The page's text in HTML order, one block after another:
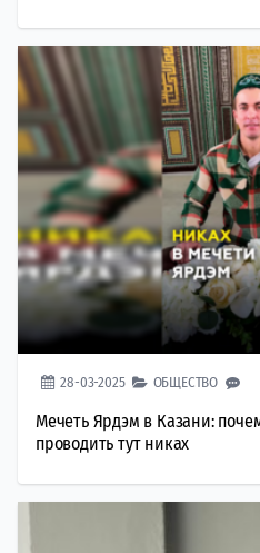
28-03-2025 ОБЩЕСТВО
Мечеть Ярдэм в Казани:
проводить тут никах